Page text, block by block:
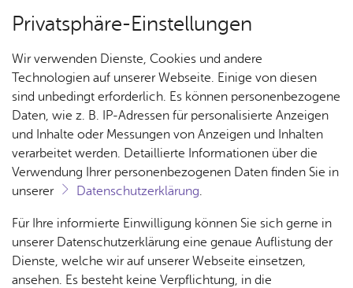
Über uns
Or­
gent
Mit­
glied
den
Kon­zer­te
Kids Winds
Konzerttypen, wie sie unterschiedlicher nicht
sein können. Für jeden Geschmack ist etwas
dabei.
Aktuelle Konzerttermine
Privatsphäre-Einstellungen
Wir verwenden Dienste, Cookies und andere
Technologien auf unserer Webseite. Einige von diesen
sind unbedingt erforderlich. Es können personenbezogene
Daten, wie z. B. IP-Adressen für personalisierte Anzeigen
und Inhalte oder Messungen von Anzeigen und Inhalten
verarbeitet werden. Detaillierte Informationen über die
Verwendung Ihrer personenbezogenen Daten finden Sie in
unserer
Datenschutzerklärung.
Für Ihre informierte Einwilligung können Sie sich gerne in
unserer Datenschutzerklärung eine genaue Auflistung der
Dienste, welche wir auf unserer Webseite einsetzen,
ansehen. Es besteht keine Verpflichtung, in die